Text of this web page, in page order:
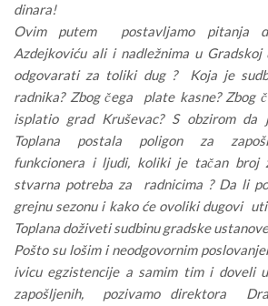
dinara!
Ovim putem postavljamo pitanja
Azdejkoviću ali i nadležnima u
odgovarati za toliki dug ? Koja je
radnika? Zbog čega plate kasne? Zbog
isplatio grad Kruševac? S obzirom da
Toplana postala poligon za
funkcionera i ljudi, koliki je tačan broj
stvarna potreba za radnicima ? Da li
grejnu sezonu i kako će ovoliki dugovi
Toplana doživeti sudbinu gradske
Pošto su lošim i neodgovornim
ivicu egzistencije a samim tim i doveli
zapošljenih, pozivamo direktora